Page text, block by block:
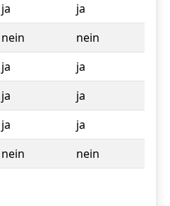
ja
ja
nein
nein
ja
ja
ja
ja
ja
ja
nein nein